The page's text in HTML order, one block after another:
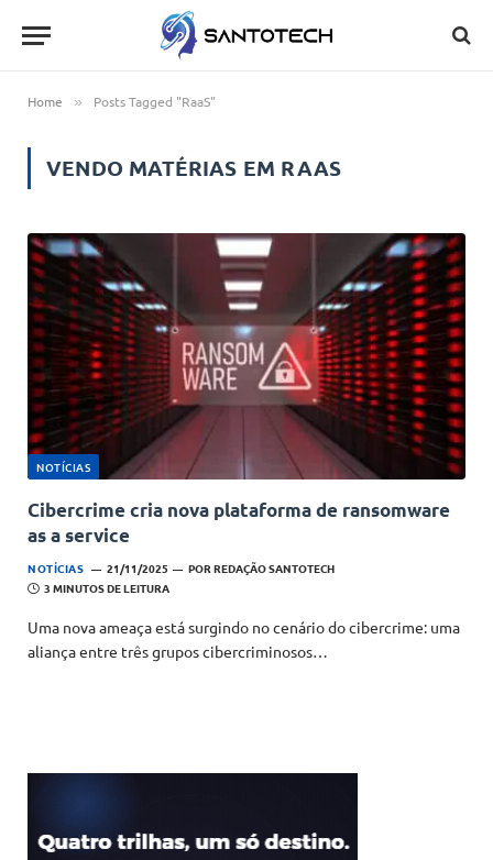
Home » Posts Tagged "RaaS"
VENDO MATÉRIAS EM RAAS
NOTÍCIAS
Cibercrime cria nova plataforma de ransomware
as a service
NOTÍCIAS 21/11/2025 POR REDAÇÃO SANTOTECH
3 MINUTOS DE LEITURA
Uma nova ameaça está surgindo no cenário do cibercrime: uma
aliança entre três grupos cibercriminosos…